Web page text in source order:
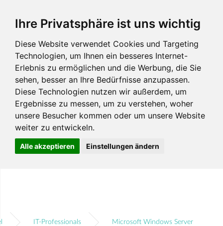
Ihre Privatsphäre ist uns wichtig
Diese Website verwendet Cookies und Targeting
Technologien, um Ihnen ein besseres Internet-
Erlebnis zu ermöglichen und die Werbung, die Sie
sehen, besser an Ihre Bedürfnisse anzupassen.
Diese Technologien nutzen wir außerdem, um
Ergebnisse zu messen, um zu verstehen, woher
unsere Besucher kommen oder um unsere Website
weiter zu entwickeln.
Alle akzeptieren Einstellungen ändern
IT-Professionals Microsoft Windows Server